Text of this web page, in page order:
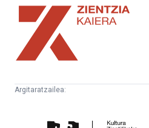
Zientzia
Kaiera
Argitaratzailea:
Zientifikoko